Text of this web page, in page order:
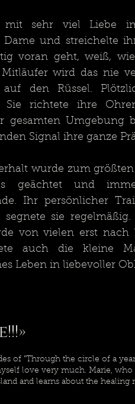
mit sehr viel Liebe
Dame und streichelte
voran geht, weiß,
wird das nie
auf den Rüssel.
Sie richtete ihre
gesamten
wurde zum
geächtet und
Ihr persönlicher
segnete sie
von vielen erst
auch die kleine
Leben in liebevoller
of "Through the circle of a
love very much. Marie,
and learns about the healing